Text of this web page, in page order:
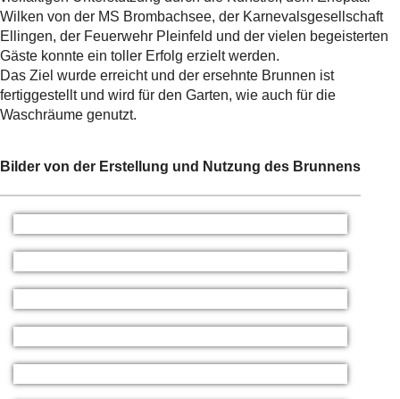
Wilken von der MS Brombachsee, der Karnevalsgesellschaft
Ellingen, der Feuerwehr Pleinfeld und der vielen begeisterten
Gäste konnte ein toller Erfolg erzielt werden.
Das Ziel wurde erreicht und der ersehnte Brunnen ist
fertiggestellt und wird für den Garten, wie auch für die
Waschräume genutzt.
Bilder von der Erstellung und Nutzung des Brunnens